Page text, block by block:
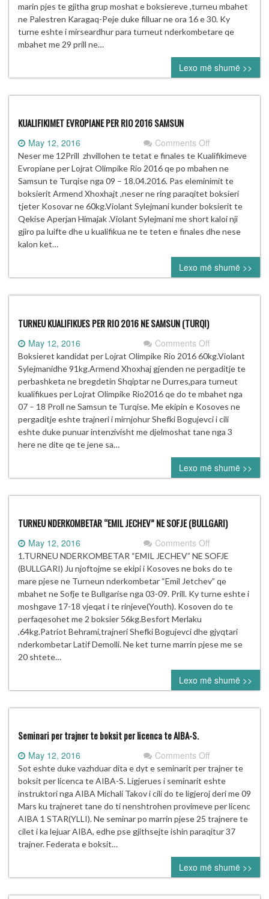
marin pjes te gjitha grup moshat e boksiereve ,turneu mbahet
ne Palestren Karagaq-Peje duke filluar ne ora 16 e 30. Ky
turne eshte i mirseardhur para turneut nderkombetare qe
mbahet me 29 prill ne…
Lexo më shumë >>
KUALIFIKIMET EVROPIANE PER RIO 2016 SAMSUN
May 12, 2016 Comments Offon
KUALIFIKIMET
EVROPIANE
PER
RIO
2016
SAMSUN
Neser me 12Prill zhvillohen te tetat e finales te Kualifikimeve
Evropiane per Lojrat Olimpike Rio 2016 qe po mbahen ne
Samsun te Turqise nga 09 – 18.04.2016. Pas eleminimit te
boksierit Armend Xhoxhajt ,neser ne ring paraqitet boksieri
tjeter Kosovar ne 60kg.Violant Sylejmani kunder boksierit te
Qekise Aperjan Himajak .Violant Sylejmani me short kaloi nji
gjiro pa luifte dhe u kualifikua ne te teten e finales dhe nese
kalon ket…
Lexo më shumë >>
TURNEU KUALIFIKUES PER RIO 2016 NE SAMSUN (TURQI)
May 12, 2016 Comments Offon
TURNEU
KUALIFIKUES
PER
RIO
2016
NE
SAMSUN
Boksieret kandidat per Lojrat Olimpike Rio 2016 60kg.Violant
Sylejmanidhe 91kg.Armend Xhoxhaj gjenden ne pergaditje te
perbashketa ne bregdetin Shqiptar ne Durres,para turneut
kualifikues per Lojrat Olimpike Rio2016 qe do te mbahet nga
07 – 18 Proll ne Samsun te Turqise. Me ekipin e Kosoves ne
pergaditje eshte trajneri i mirnjohur Shefki Bogujevci i cili
eshte duke punuar intenzivisht me djelmoshat tane nga 3
here ne dite qe te jene sa…
Lexo më shumë >>
TURNEU NDERKOMBETAR “EMIL JECHEV” NE SOFJE (BULLGARI)
May 12, 2016 Comments Offon
TURNEU
“EMIL
JECHEV”
NE
(BULLGARI)
1.TURNEU NDERKOMBETAR “EMIL JECHEV” NE SOFJE
(BULLGARI) Ju njoftojme se ekipi i Kosoves ne boks do te
mare pjese ne Turneun nderkombetar “Emil Jetchev” qe
mbahet ne Sofje te Bullgarise nga 03-09. Prill. Ky turne eshte i
moshgave 17-18 vjeqat i te rinjeve(Youth). Kosoven do te
perfaqesohet me 2 boksier 56kg.Besfort Merlaku
,64kg.Patriot Behrami,trajneri Shefki Bogujevci dhe gjyqtari
nderkombetar Latif Demolli. Ne ket turne marrin pjese me se
20 shtete…
Lexo më shumë >>
Seminari per trajner te boksit per licenca te AIBA-S.
May 12, 2016 Comments Offon
Seminari
per
trajner
te
boksit
per
te
AIBA-
S.
Sot eshte duke vazhduar dita e dyt e seminarit per trajner te
boksit per licenca te AIBA-S. Ligjerues i seminarit eshte
instruktori nga AIBA Michali Takov i cili do te ligjeroj deri me 09
Mars ku trajneret tane do ti nenshtrohen provimeve per licenc
AIBA 1 STAR(YLLI). Ne seminar po marrin pjese 25 trajnere te
cilet i ka lejuar AIBA, edhe pse gjithsejte ishin paraqitur 37
trajner. Federata e boksit…
Lexo më shumë >>